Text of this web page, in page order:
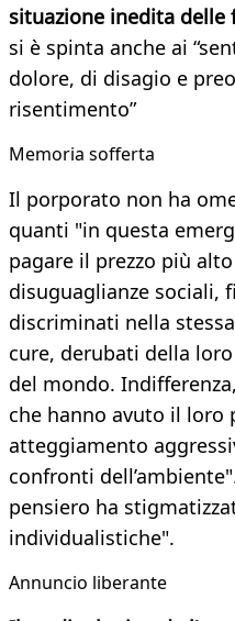
situazione inedita delle
si è spinta anche ai
dolore, di disagio e
risentimento”
Memoria sofferta
Il porporato non ha
quanti "in questa
pagare il prezzo più
disuguaglianze sociali,
discriminati nella
cure, derubati della
del mondo.
che hanno avuto il loro
atteggiamento
confronti
pensiero ha
individualistiche".
Annuncio liberante